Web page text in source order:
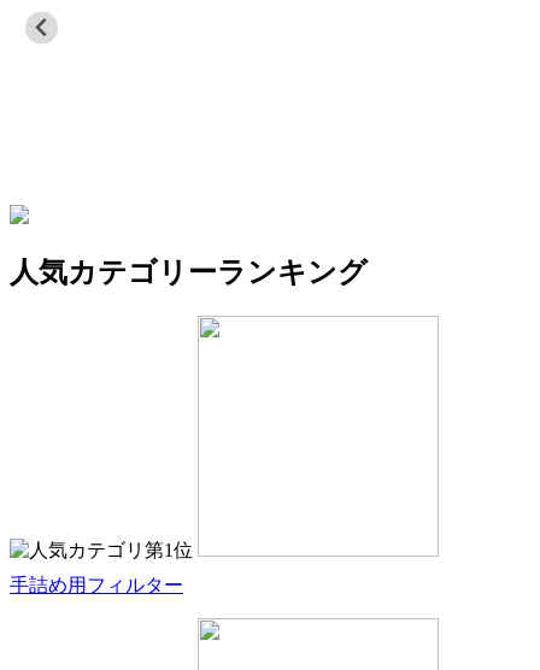
人気カテゴリーランキング
手詰め用フィルター